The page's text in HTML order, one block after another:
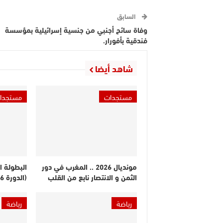
السابق
وفاة سائح أجنبي من جنسية إسرائيلية بمؤسسة
فندقية بأفورار.
شاهد أيضا
مستجدات
مونديال 2026 .. المغرب في دور
الثمن و الانتصار نابع من القلب
البطولة
(الدورة 26).. النتائج والترتيب
رياضة
رياضة